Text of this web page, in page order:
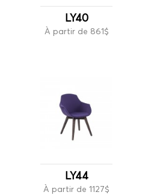
LY40
À partir de 861$
LY44
À partir de 1127$